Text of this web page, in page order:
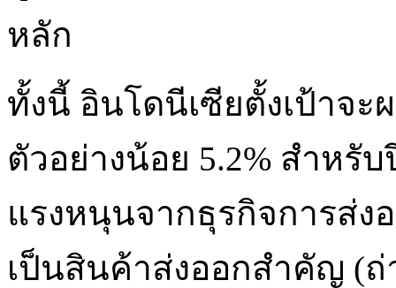
หลัก
ทั้งนี้ อินโดนีเซียตั้งเป้าจ
ตัวอย่างน้อย 5.2% สำหรั
แรงหนุนจากธุรกิจการส่ง
เป็นสินค้าส่งออกสำคัญ (